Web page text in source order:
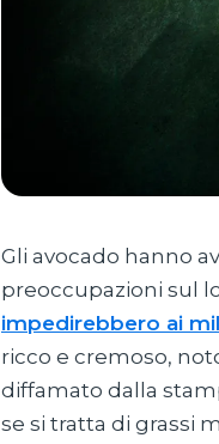
Gli avocado hanno
preoccupazioni sul
impedirebbero ai
ricco e cremoso,
diffamato dalla
se si tratta di grassi